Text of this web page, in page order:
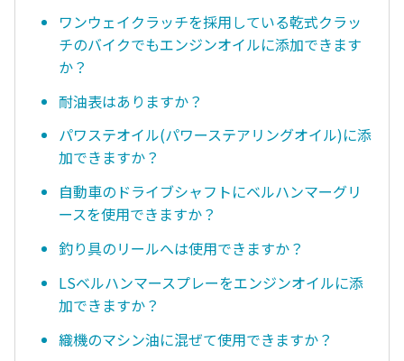
ワンウェイクラッチを採用している乾式クラッ
チのバイクでもエンジンオイルに添加できます
か？
耐油表はありますか？
パワステオイル(パワーステアリングオイル)に添
加できますか？
自動車のドライブシャフトにベルハンマーグリ
ースを使用できますか？
釣り具のリールへは使用できますか？
LSベルハンマースプレーをエンジンオイルに添
加できますか？
織機のマシン油に混ぜて使用できますか？